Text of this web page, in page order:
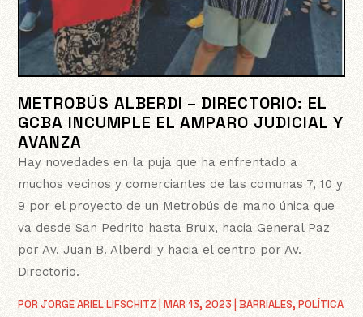
METROBÚS ALBERDI – DIRECTORIO: EL
GCBA INCUMPLE EL AMPARO JUDICIAL Y
AVANZA
PORJORGE ARIEL LIFSCHITZ |MAR 13, 2023 |BARRIALES,POLÍTICA
Hay novedades en la puja que ha enfrentado a
muchos vecinos y comerciantes de las comunas 7, 10 y
9 por el proyecto de un Metrobús de mano única que
va desde San Pedrito hasta Bruix, hacia General Paz
por Av. Juan B. Alberdi y hacia el centro por Av.
Directorio.